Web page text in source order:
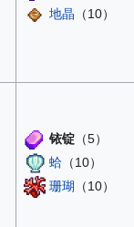
地晶 （10）
铱锭（5）
蛤（10）
珊瑚 （10）